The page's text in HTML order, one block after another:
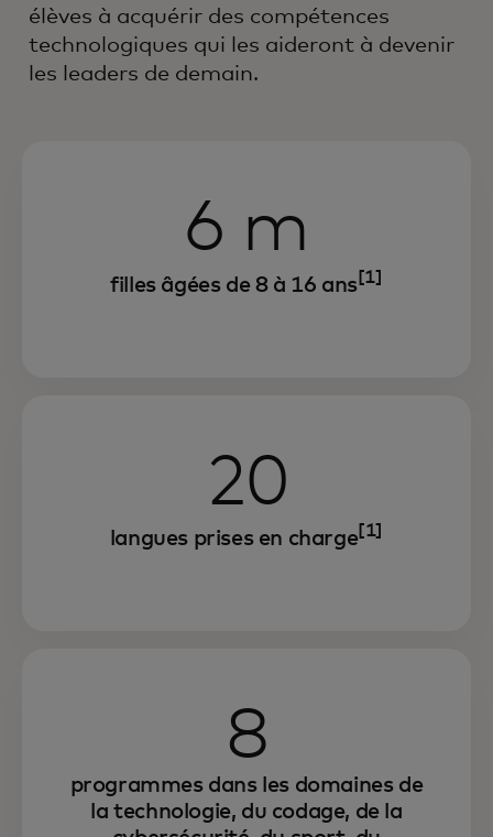
élèves à acquérir des compétences
technologiques qui les aideront à devenir
les leaders de demain.
6 m
filles âgées de 8 à 16 ans[1]
20
langues prises en charge [1]
8
programmes dans les domaines de
la technologie, du codage, de la